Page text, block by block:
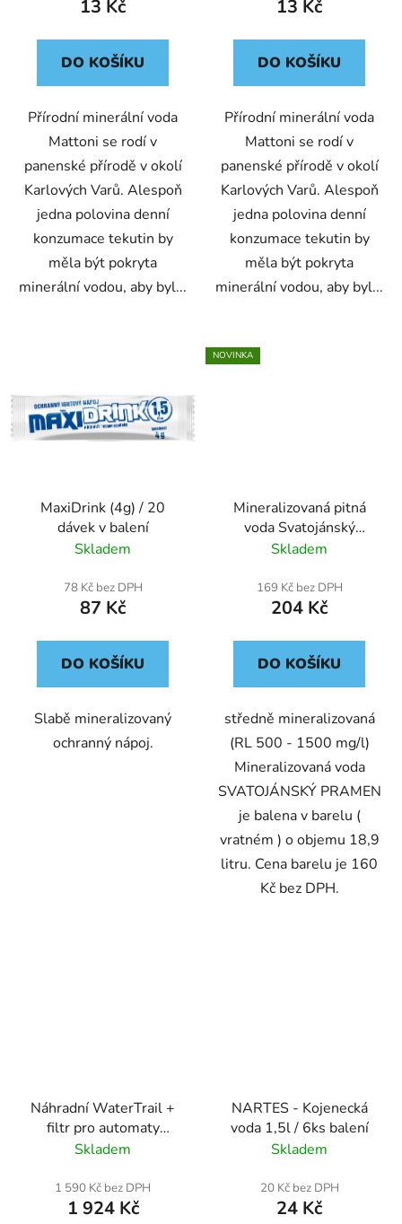
13 Kč
DO KOŠÍKU
Přírodní minerální voda
Mattoni se rodí v
panenské přírodě v okolí
Karlových Varů. Alespoň
jedna polovina denní
konzumace tekutin by
měla být pokryta
minerální vodou, aby byl...
13 Kč
DO KOŠÍKU
Přírodní minerální voda
Mattoni se rodí v
panenské přírodě v okolí
Karlových Varů. Alespoň
jedna polovina denní
konzumace tekutin by
měla být pokryta
minerální vodou, aby byl...
MaxiDrink (4g) / 20
dávek v balení
Skladem
78 Kč bez DPH
87 Kč
DO KOŠÍKU
Slabě mineralizovaný
ochranný nápoj.
NOVINKA
Mineralizovaná pitná
voda Svatojánský
pramen - pro těžší
MORAVA
Skladem
169 Kč bez DPH
204 Kč
DO KOŠÍKU
středně mineralizovaná
(RL 500 - 1500 mg/l)
Mineralizovaná voda
SVATOJÁNSKÝ PRAMEN
je balena v barelu (
vratném ) o objemu 18,9
litru. Cena barelu je 160
Kč bez DPH.
Náhradní WaterTrail +
filtr pro automaty
EbAqua
Skladem
1 590 Kč bez DPH
1 924 Kč
NARTES - Kojenecká
voda 1,5l / 6ks balení
Skladem
20 Kč bez DPH
24 Kč